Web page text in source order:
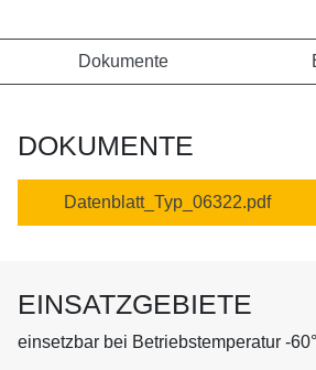
Dokumente
DOKUMENTE
Datenblatt_Typ_06322.pdf
EINSATZGEBIETE
einsetzbar bei Betriebstemperatur -